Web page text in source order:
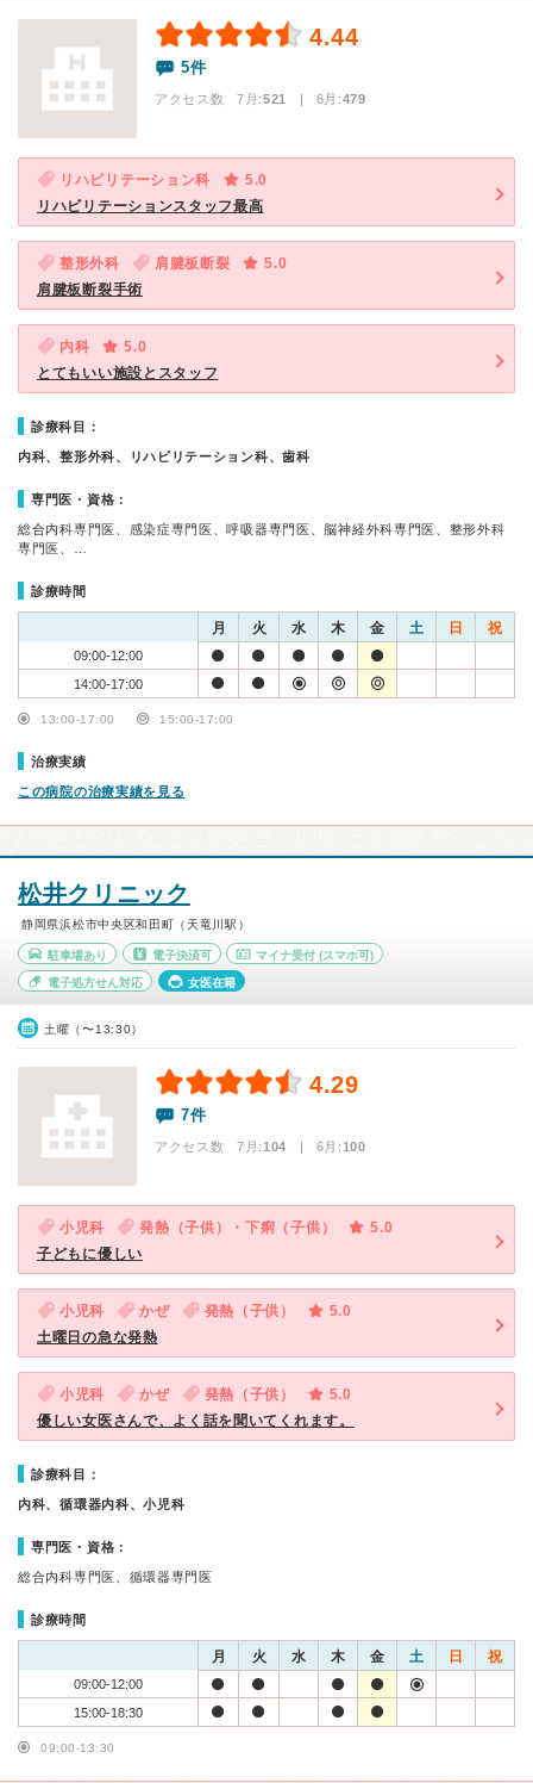
4.44
5件
アクセス数 7月:521 | 6月:479
リハビリテーション科
5.0
リハビリテーションスタッフ最高
整形外科 肩腱板断裂
5.0
肩腱板断裂手術
内科
5.0
とてもいい施設とスタッフ
診療科目：
内科、整形外科、リハビリテーション科、歯科
専門医・資格：
総合内科専門医、感染症専門医、呼吸器専門医、脳神経外科専門医、整形外科
専門医、…
診療時間
月 火 水 木 金 土 日 祝
09:00-12:00
14:00-17:00
13:00-17:00 15:00-17:00
治療実績
この病院の治療実績を見る
松井クリニック
静岡県浜松市中央区和田町（天竜川駅）
駐車場あり 電子決済可 マイナ受付 (スマホ可)
電子処方せん対応 女医在籍
土曜（〜13:30）
4.29
7件
アクセス数 7月:104 | 6月:100
小児科 発熱（子供）・下痢（子供）
5.0
子どもに優しい
小児科 かぜ 発熱（子供）
5.0
土曜日の急な発熱
小児科 かぜ 発熱（子供）
5.0
優しい女医さんで、よく話を聞いてくれます。
診療科目：
内科、循環器内科、小児科
専門医・資格：
総合内科専門医、循環器専門医
診療時間
月 火 水 木 金 土 日 祝
09:00-12:00
15:00-18:30
09:00-13:30